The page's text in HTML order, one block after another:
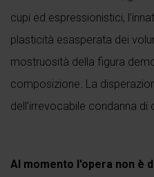
cupi ed espressionistici,
plasticità esasperata dei
mostruosità della figura
composizione. La
dell’irrevocabile condanna di
Al momento l'opera non è